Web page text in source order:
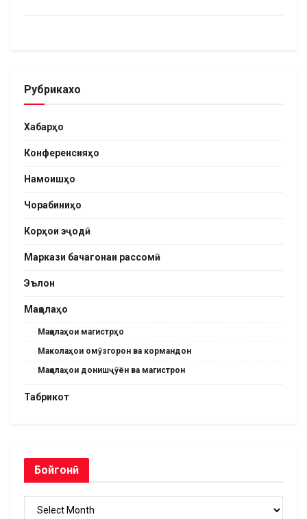
Рубрикахо
Хабарҳо
Конференсияҳо
Намоишҳо
Чорабиниҳо
Корҳои эҷодӣ
Маркази бачагонаи рассомӣ
Эълон
Мақолаҳо
Мақолаҳои магистрҳо
Маколаҳои омӯзгорон ва кормандон
Мақолаҳои донишҷӯён ва магистрон
Табрикот
Бойгонӣ
Бойгонӣ